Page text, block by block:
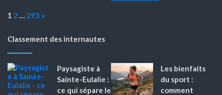
Page:
1 2 … 293 Next
»
Classement des internautes
Paysagiste à
Sainte-Eulalie :
ce qui sépare le
Les bienfaits
du sport :
comment